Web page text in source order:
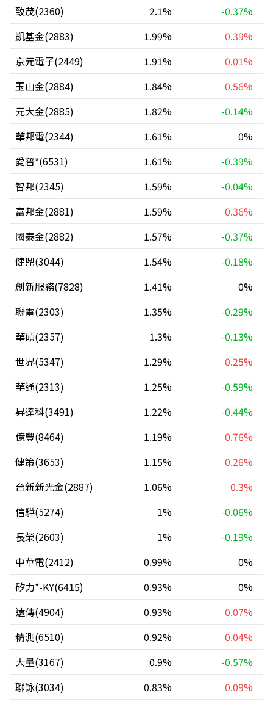
致茂(2360)
2.1%
-0.37%
凱基金(2883)
1.99%
0.39%
京元電子(2449)
1.91%
0.01%
玉山金(2884)
1.84%
0.56%
元大金(2885)
1.82%
-0.14%
華邦電(2344)
1.61%
0%
愛普*(6531)
1.61%
-0.39%
智邦(2345)
1.59%
-0.04%
富邦金(2881)
1.59%
0.36%
國泰金(2882)
1.57%
-0.37%
健鼎(3044)
1.54%
-0.18%
創新服務(7828)
1.41%
0%
聯電(2303)
1.35%
-0.29%
華碩(2357)
1.3%
-0.13%
世界(5347)
1.29%
0.25%
華通(2313)
1.25%
-0.59%
昇達科(3491)
1.22%
-0.44%
億豐(8464)
1.19%
0.76%
健策(3653)
1.15%
0.26%
台新新光金(2887)
1.06%
0.3%
信驊(5274)
1%
-0.06%
長榮(2603)
1%
-0.19%
中華電(2412)
0.99%
0%
矽力*-KY(6415)
0.93%
0%
遠傳(4904)
0.93%
0.07%
精測(6510)
0.92%
0.04%
大量(3167)
0.9%
-0.57%
聯詠(3034)
0.83%
0.09%